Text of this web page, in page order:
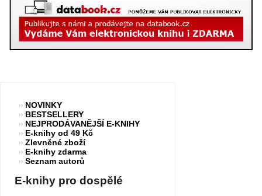
NOVINKY
BESTSELLERY
NEJPRODÁVANĚJŠÍ E-KNIHY
E-knihy od 49 Kč
Zlevněné zboží
E-knihy zdarma
Seznam autorů
E-knihy pro dospělé